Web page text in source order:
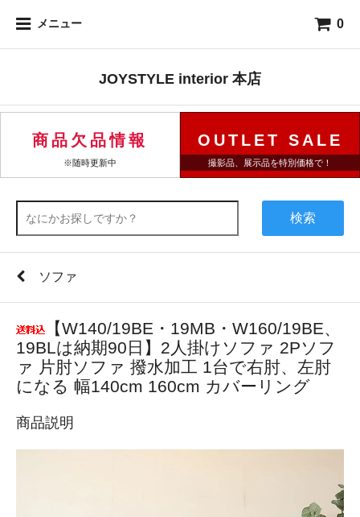
メニュー 0
JOYSTYLE interior 本店
商品欠品情報
※随時更新中
OUTLET SALE
撮影品、展示品を特別価格で！
検索
ソファ
【W140/19BE・19MB・W160/19BE、
19BLは納期90日】2人掛けソファ 2Pソフ
ァ 片肘ソファ 撥水加工 1台で右肘、左肘
になる 幅140cm 160cm カバーリング
商品説明